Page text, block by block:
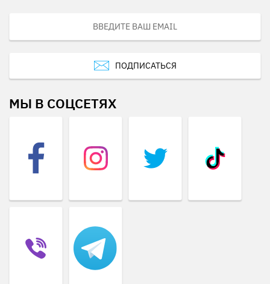
ПОДПИСАТЬСЯ
МЫ В СОЦСЕТЯХ